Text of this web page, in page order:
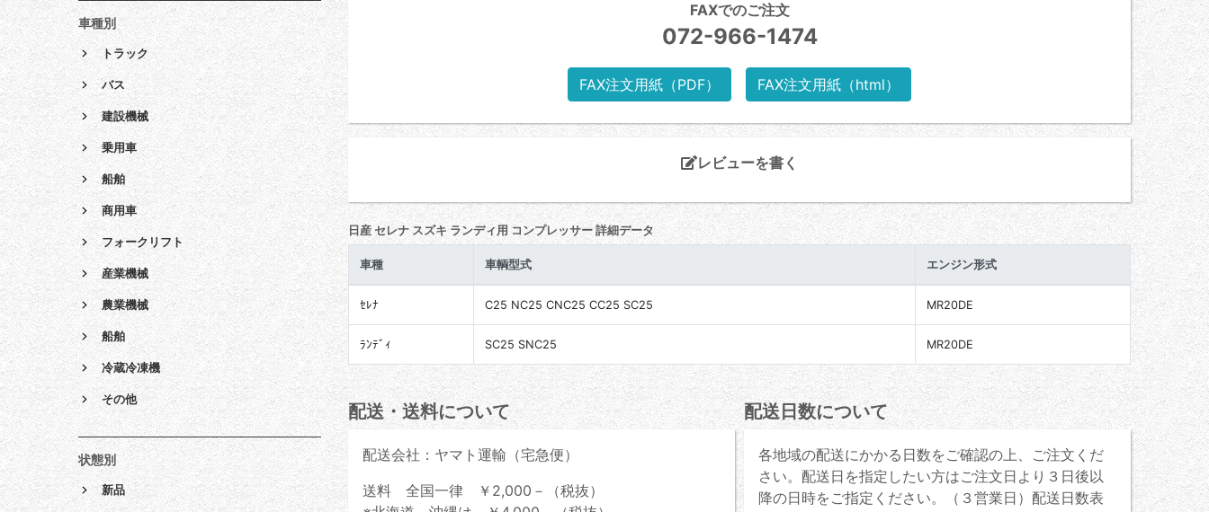
FAXでのご注文
072-966-1474
FAX注文用紙（PDF） FAX注文用紙（html）
レビューを書く
日産 セレナ スズキ ランディ用 コンプレッサー 詳細データ
車種 車輌型式 エンジン形式
ｾﾚﾅ C25 NC25 CNC25 CC25 SC25 MR20DE
ﾗﾝﾃﾞｨ SC25 SNC25 MR20DE
配送・送料について
配送会社：ヤマト運輸（宅急便）
送料 全国一律 ￥2,000－（税抜）
配送日数について
各地域の配送にかかる日数をご確認の上、ご注文くだ
さい。配送日を指定したい方はご注文日より３日後以
降の日時をご指定ください。（３営業日）配送日数表
車種別
トラック
バス
建設機械
乗用車
船舶
商用車
フォークリフト
産業機械
農業機械
船舶
冷蔵冷凍機
その他
状態別
新品